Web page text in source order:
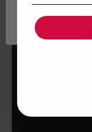
Reglatges de